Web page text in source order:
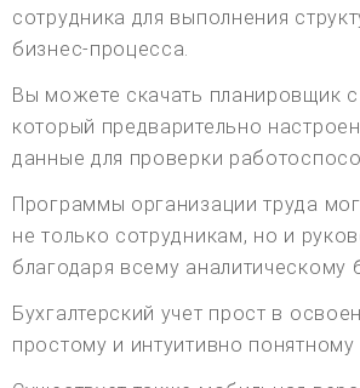
сотрудника для выполнения
бизнес-процесса.
Вы можете скачать планировщик
который предварительно
данные для проверки
Программы организации труда
не только сотрудникам, но и
благодаря всему аналитическому
Бухгалтерский учет прост в
простому и интуитивно понятному